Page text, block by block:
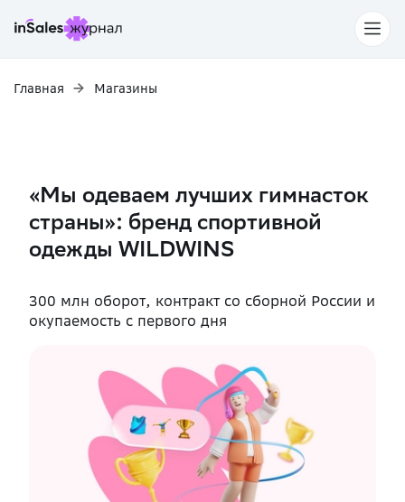
Главная Магазины
«Мы одеваем лучших гимнасток
страны»: бренд спортивной
одежды WILDWINS
300 млн оборот, контракт со сборной России и
окупаемость с первого дня